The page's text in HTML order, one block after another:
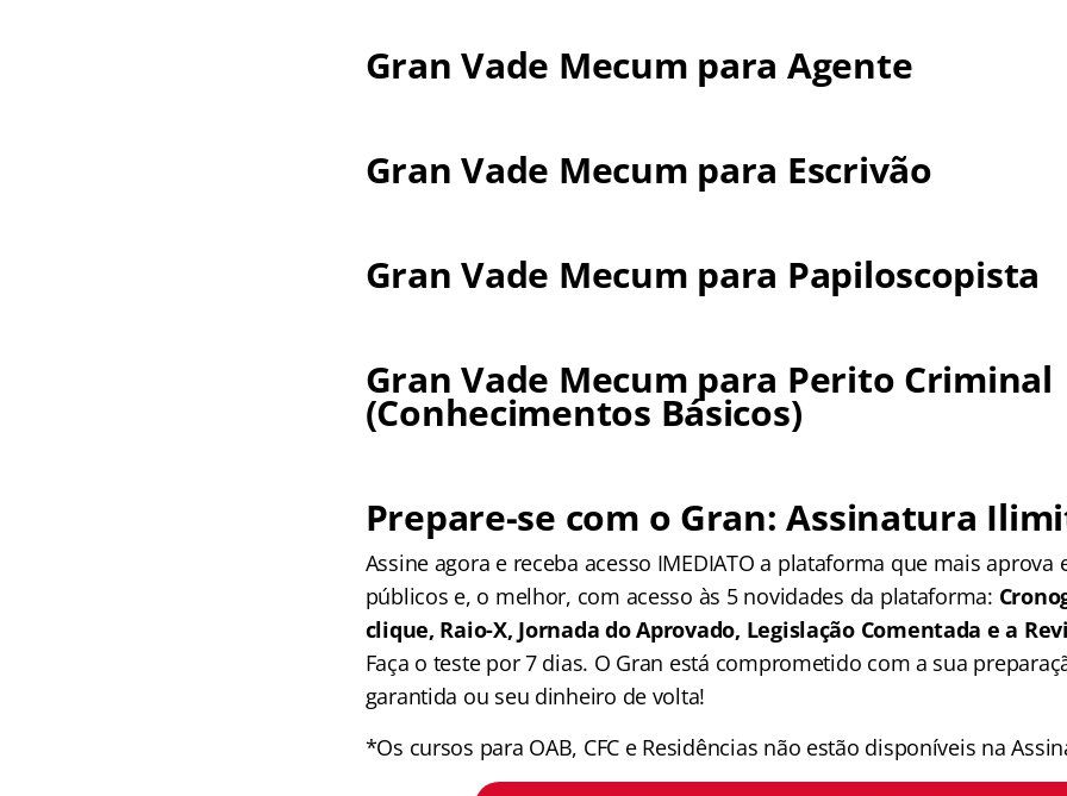
Gran Vade Mecum para Agente
Gran Vade Mecum para Escrivão
Gran Vade Mecum para Papiloscopista
Gran Vade Mecum para Perito Criminal
(Conhecimentos Básicos)
Prepare-se com o Gran: Assinatura
Assine agora e receba acesso IMEDIATO a plataforma que mais aprova
públicos e, o melhor, com acesso às 5 novidades da plataforma:
clique, Raio-X, Jornada do Aprovado, Legislação Comentada e a
Faça o teste por 7 dias. O Gran está comprometido com a sua
garantida ou seu dinheiro de volta!
*Os cursos para OAB, CFC e Residências não estão disponíveis na